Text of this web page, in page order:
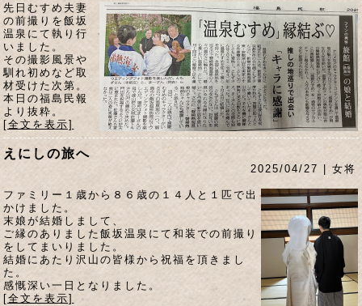
先日むすめ夫妻
の前撮りを飯坂
温泉にて執り行
いました。
その撮影風景や
馴れ初めなど取
材受けた次第。
本日の福島民報
より抜粋。
[全文を表示]
えにしの旅へ
2025/04/27 | 女将
ファミリー１歳から８６歳の１４人と１匹で出
かけました。
末娘が結婚しまして、
ご縁のありました飯坂温泉にて和装での前撮り
をしてまいりました。
結婚にあたり沢山の皆様から祝福を頂きまし
た。
感慨深い一日となりました。
[全文を表示]